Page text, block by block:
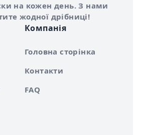
на кожен день. З нами
жодної дрібниці!
Компанія
Головна сторінка
Контакти
FAQ